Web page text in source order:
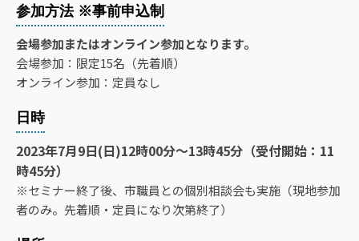
参加方法 ※事前申込制
会場参加またはオンライン参加となります。
会場参加：限定15名（先着順）
オンライン参加：定員なし
日時
2023年7月9日(日)12時00分～13時45分（受付開始：11
時45分）
※セミナー終了後、市職員との個別相談会も実施（現地参加
者のみ。先着順・定員になり次第終了）